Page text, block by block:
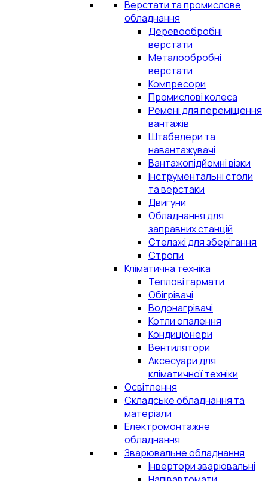
Верстати та промислове
обладнання
Деревообробні
верстати
Металообробні
верстати
Компресори
Промислові колеса
Ремені для переміщення
вантажів
Штабелери та
навантажувачі
Вантажопідйомні візки
Інструментальні столи
та верстаки
Двигуни
Обладнання для
заправних станцій
Стелажі для зберігання
Стропи
Кліматична техніка
Теплові гармати
Обігрівачі
Водонагрівачі
Котли опалення
Кондиціонери
Вентилятори
Аксесуари для
кліматичної техніки
Освітлення
Складське обладнання та
матеріали
Електромонтажне
обладнання
Зварювальне обладнання
Інвертори зварювальні